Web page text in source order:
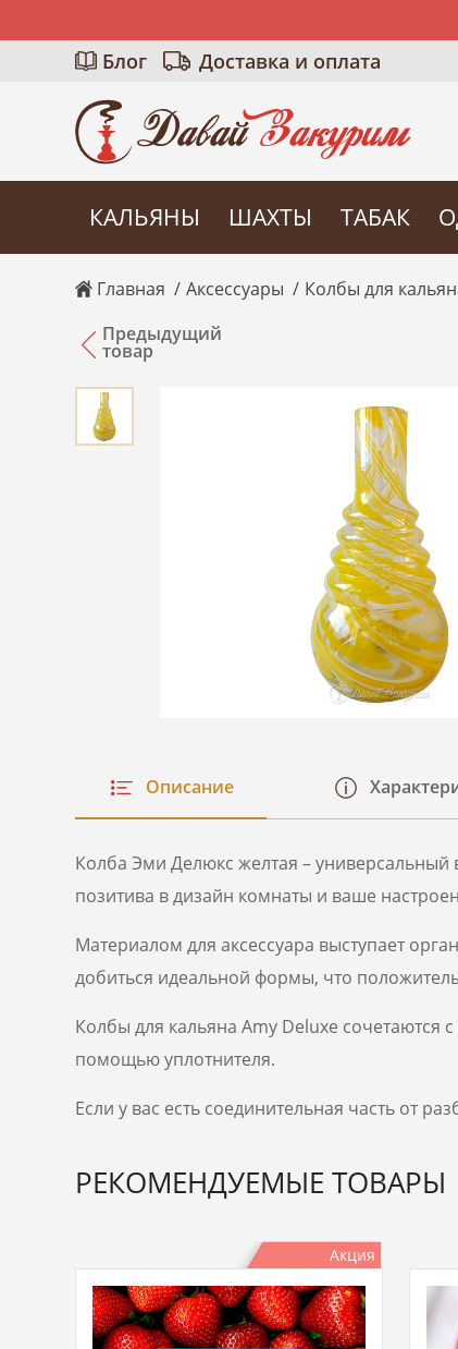
Блог Доставка и оплата
КАЛЬЯНЫ ШАХТЫ ТАБАК
Главная Аксессуары Колбы для
Предыдущий
товар
Описание
Колба Эми Делюкс желтая –
позитива в дизайн комнаты и ваше
Материалом для аксессуара выступает
добиться идеальной формы, что
Колбы для кальяна Amy Deluxe сочетаются
помощью уплотнителя.
Если у вас есть соединительная часть от
РЕКОМЕНДУЕМЫЕ ТОВАРЫ
Акция